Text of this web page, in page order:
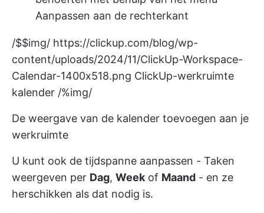
Aanpassen aan de rechterkant
/$$img/ https://clickup.com/blog/wp-
content/uploads/2024/11/ClickUp-Workspace-
Calendar-1400x518.png ClickUp-werkruimte
kalender /%img/
De weergave van de kalender toevoegen aan je
werkruimte
U kunt ook de tijdspanne aanpassen - Taken
weergeven per Dag, Week of Maand - en ze
herschikken als dat nodig is.